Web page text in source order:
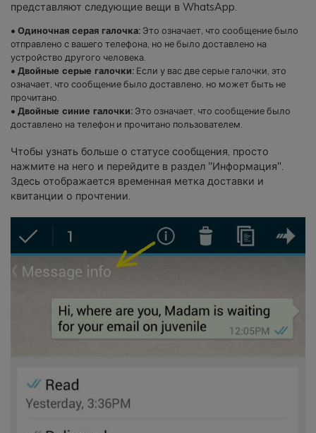
представляют следующие вещи в WhatsApp.
• Одиночная серая галочка: Это означает, что сообщение было
отправлено с вашего телефона, но не было доставлено на
устройство другого человека.
• Двойные серые галочки: Если у вас две серые галочки, это
означает, что сообщение было доставлено, но может быть не
прочитано.
• Двойные синие галочки: Это означает, что сообщение было
доставлено на телефон и прочитано пользователем.
Чтобы узнать больше о статусе сообщения, просто
нажмите на него и перейдите в раздел "Информация".
Здесь отображается временная метка доставки и
квитанции о прочтении.